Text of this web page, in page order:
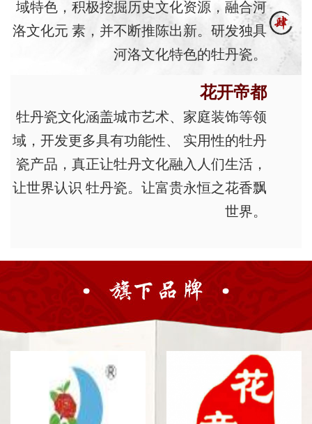
域特色，积极挖掘历史文化资源，融合河
洛文化元 素，并不断推陈出新。研发独具
河洛文化特色的牡丹瓷。
花开帝都
牡丹瓷文化涵盖城市艺术、家庭装饰等领
域，开发更多具有功能性、 实用性的牡丹
瓷产品，真正让牡丹文化融入人们生活，
让世界认识 牡丹瓷。让富贵永恒之花香飘
世界。